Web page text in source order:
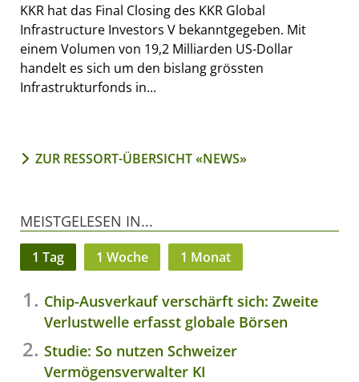
KKR hat das Final Closing des KKR Global
Infrastructure Investors V bekanntgegeben. Mit
einem Volumen von 19,2 Milliarden US-Dollar
handelt es sich um den bislang grössten
Infrastrukturfonds in...
ZUR RESSORT-ÜBERSICHT «NEWS»
MEISTGELESEN IN...
1 Tag 1 Woche 1 Monat
Chip-Ausverkauf verschärft sich: Zweite
Verlustwelle erfasst globale Börsen
Studie: So nutzen Schweizer
Vermögensverwalter KI